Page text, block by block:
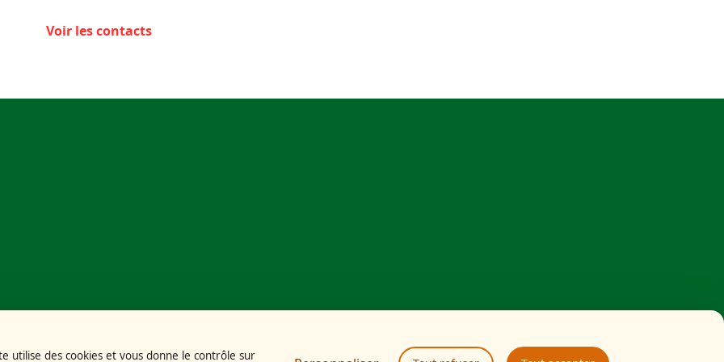
Voir les contacts
utilise des cookies et vous donne le contrôle sur